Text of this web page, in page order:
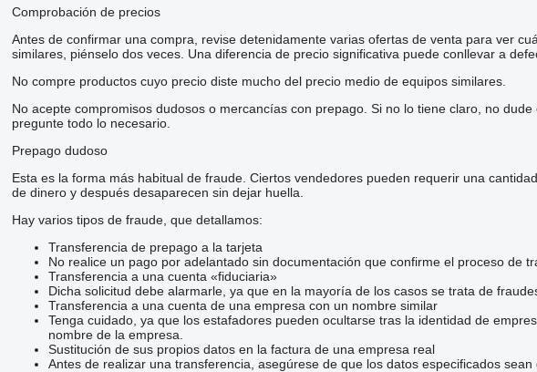
Comprobación de precios
Antes de confirmar una compra, revise detenidamente varias ofertas de venta para ver
similares, piénselo dos veces. Una diferencia de precio significativa puede conllevar a
No compre productos cuyo precio diste mucho del precio medio de equipos similares.
No acepte compromisos dudosos o mercancías con prepago. Si no lo tiene claro, no
pregunte todo lo necesario.
Prepago dudoso
Esta es la forma más habitual de fraude. Ciertos vendedores pueden requerir una
de dinero y después desaparecen sin dejar huella.
Hay varios tipos de fraude, que detallamos:
Transferencia de prepago a la tarjeta
No realice un pago por adelantado sin documentación que confirme el proceso de
Transferencia a una cuenta «fiduciaria»
Dicha solicitud debe alarmarle, ya que en la mayoría de los casos se trata de
Transferencia a una cuenta de una empresa con un nombre similar
Tenga cuidado, ya que los estafadores pueden ocultarse tras la identidad de
nombre de la empresa.
Sustitución de sus propios datos en la factura de una empresa real
Antes de realizar una transferencia, asegúrese de que los datos especificados